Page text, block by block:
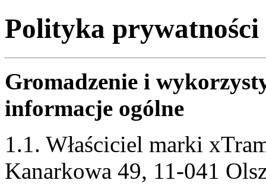
Polityka prywatności
Gromadzenie i
informacje ogólne
1.1. Właściciel marki
Kanarkowa 49, 11-041